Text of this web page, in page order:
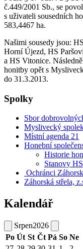
č.449/2001 Sb., se
s uživateli sousedních
583,4467 ha.
Našimi sousedy jsou:
Horní Újezd, HS
a HS Vitonice.
honitby opět s
do 31.3.2013.
Spolky
Sbor
Myslivecký
Místní agenda 21
Honební
Historie
Stanovy HS
Ochránci
Záhorská střela,
Kalendář
Srpen2026
Po Út St Čt Pá So Ne